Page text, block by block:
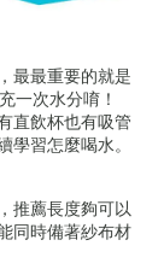
最最重要的就是
一次水分唷！
直飲杯也有吸管
學習怎麼喝水。
推薦長度夠可以
同時備著紗布材